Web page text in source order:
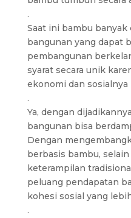
.
Saat ini bambu
bangunan yang dapat
pembangunan
syarat secara unik
ekonomi dan sosialnya
.
Ya, dengan
bangunan bisa
Dengan
berbasis bambu,
keterampilan
peluang pendapatan
kohesi sosial yang
.